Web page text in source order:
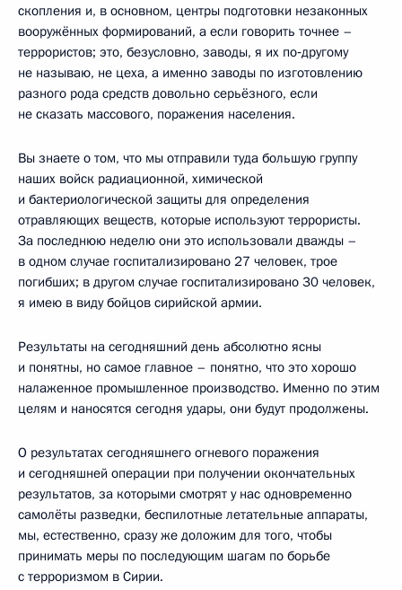
скопления и, в основном, центры подготовки незаконных
вооружённых формирований, а если говорить точнее –
террористов; это, безусловно, заводы, я их по‑другому
не называю, не цеха, а именно заводы по изготовлению
разного рода средств довольно серьёзного, если
не сказать массового, поражения населения.
Вы знаете о том, что мы отправили туда большую группу
наших войск радиационной, химической
и бактериологической защиты для определения
отравляющих веществ, которые используют террористы.
За последнюю неделю они это использовали дважды –
в одном случае госпитализировано 27 человек, трое
погибших; в другом случае госпитализировано 30 человек,
я имею в виду бойцов сирийской армии.
Результаты на сегодняшний день абсолютно ясны
и понятны, но самое главное – понятно, что это хорошо
налаженное промышленное производство. Именно по этим
целям и наносятся сегодня удары, они будут продолжены.
О результатах сегодняшнего огневого поражения
и сегодняшней операции при получении окончательных
результатов, за которыми смотрят у нас одновременно
самолёты разведки, беспилотные летательные аппараты,
мы, естественно, сразу же доложим для того, чтобы
принимать меры по последующим шагам по борьбе
с терроризмом в Сирии.